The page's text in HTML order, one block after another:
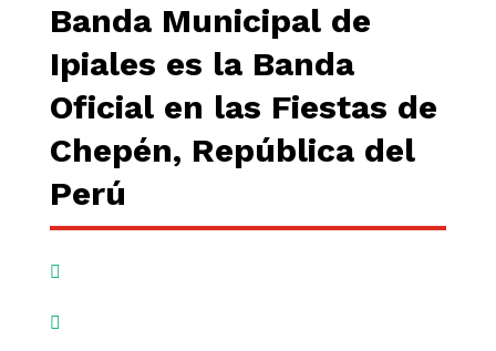
Banda Municipal de
Ipiales es la Banda
Oficial en las Fiestas de
Chepén, República del
Perú

